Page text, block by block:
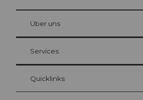
Gästekarte Luzern
Ihre Vorteile als Übernachtungsgast
at Bre
Über uns
Services
Quicklinks